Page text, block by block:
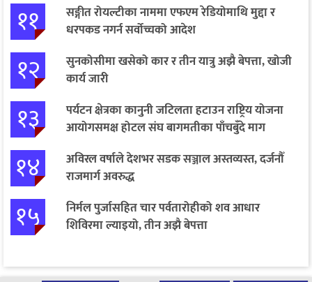
११
सङ्गीत रोयल्टीका नाममा एफएम रेडियोमाथि मुद्दा र
धरपकड नगर्न सर्वोच्चको आदेश
१२
सुनकोसीमा खसेको कार र तीन यात्रु अझै बेपत्ता, खोजी
कार्य जारी
१३
पर्यटन क्षेत्रका कानुनी जटिलता हटाउन राष्ट्रिय योजना
आयोगसमक्ष होटल संघ बागमतीका पाँचबुँदे माग
१४
अविरल वर्षाले देशभर सडक सञ्जाल अस्तव्यस्त, दर्जनौँ
राजमार्ग अवरुद्ध
१५
निर्मल पुर्जासहित चार पर्वतारोहीको शव आधार
शिविरमा ल्याइयो, तीन अझै बेपत्ता